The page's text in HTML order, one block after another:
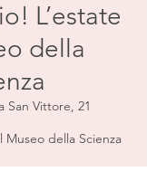
L’estate
della
San Vittore, 21
della Scienza